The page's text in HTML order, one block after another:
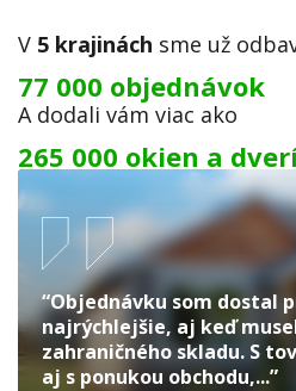
V 5 krajinách sme už
77 000 objednávok
A dodali vám viac ako
265 000 okien a
“Objednávku som dostal
najrýchlejšie, aj keď
zahraničného skladu. S
aj s ponukou obchodu,...”